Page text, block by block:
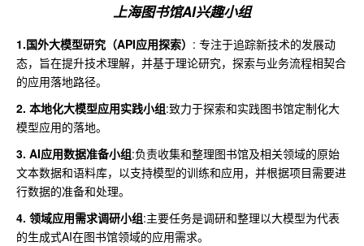
上海图书馆AI兴趣小组
1.国外大模型研究（API应用探索） : 专注于追踪新技术的发展动
态，旨在提升技术理解，并基于理论研究，探索与业务流程相契合
的应用落地路径。
2. 本地化大模型应用实践小组:致力于探索和实践图书馆定制化大
模型应用的落地。
3. AI应用数据准备小组:负责收集和整理图书馆及相关领域的原始
文本数据和语料库，以支持模型的训练和应用，并根据项目需要进
行数据的准备和处理。
4. 领域应用需求调研小组:主要任务是调研和整理以大模型为代表
的生成式AI在图书馆领域的应用需求。